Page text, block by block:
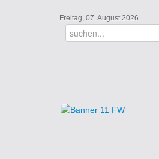
Freitag, 07. August 2026